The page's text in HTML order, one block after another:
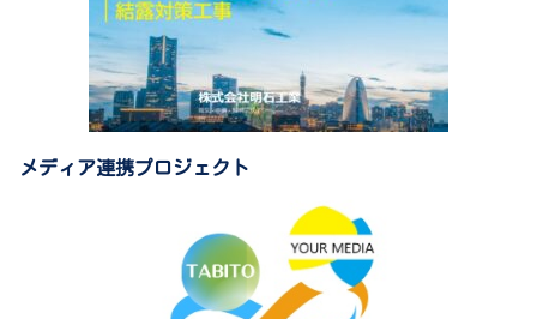
メディア連携プロジェクト